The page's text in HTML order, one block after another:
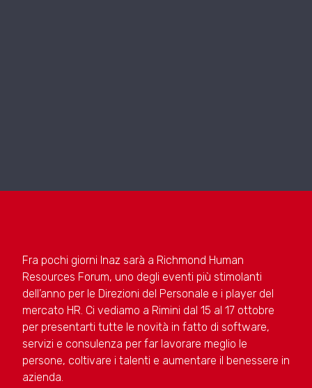
Fra pochi giorni Inaz sarà a Richmond Human
Resources Forum, uno degli eventi più stimolanti
dell’anno per le Direzioni del Personale e i player del
mercato HR. Ci vediamo a Rimini dal 15 al 17 ottobre
per presentarti tutte le novità in fatto di software,
servizi e consulenza per far lavorare meglio le
persone, coltivare i talenti e aumentare il benessere in
azienda.